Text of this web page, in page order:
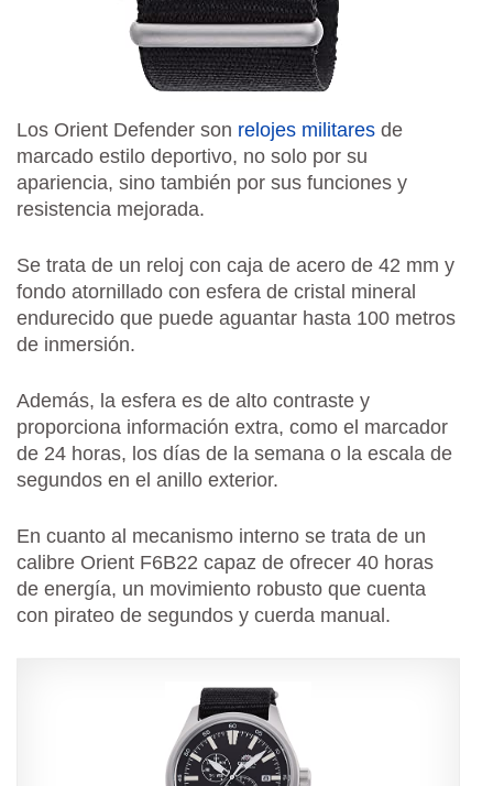
Los Orient Defender son relojes militares de
marcado estilo deportivo, no solo por su
apariencia, sino también por sus funciones y
resistencia mejorada.
Se trata de un reloj con caja de acero de 42 mm y
fondo atornillado con esfera de cristal mineral
endurecido que puede aguantar hasta 100 metros
de inmersión.
Además, la esfera es de alto contraste y
proporciona información extra, como el marcador
de 24 horas, los días de la semana o la escala de
segundos en el anillo exterior.
En cuanto al mecanismo interno se trata de un
calibre Orient F6B22 capaz de ofrecer 40 horas
de energía, un movimiento robusto que cuenta
con pirateo de segundos y cuerda manual.